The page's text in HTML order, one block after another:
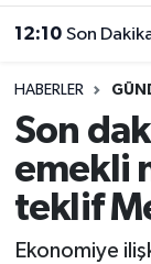
11:17 Çağatay
HABERLER
Son
emekli
teklif
Ekonomiye
DERGİ
DÜNYA
EĞİTİM
EKONOMİ
Süper Lig
Tüm
Son
Haber